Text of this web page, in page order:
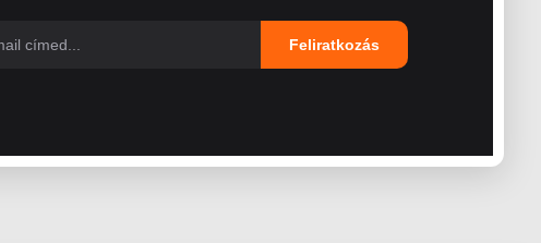
Feliratkozás